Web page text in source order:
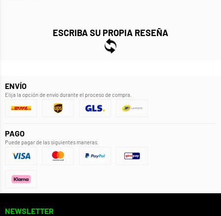
ESCRIBA SU PROPIA RESEÑA
ENVÍO
Elija la opción de envío durante el proceso de compra.
PAGO
Puede pagar de las siguientes maneras.
NEWSLETTER